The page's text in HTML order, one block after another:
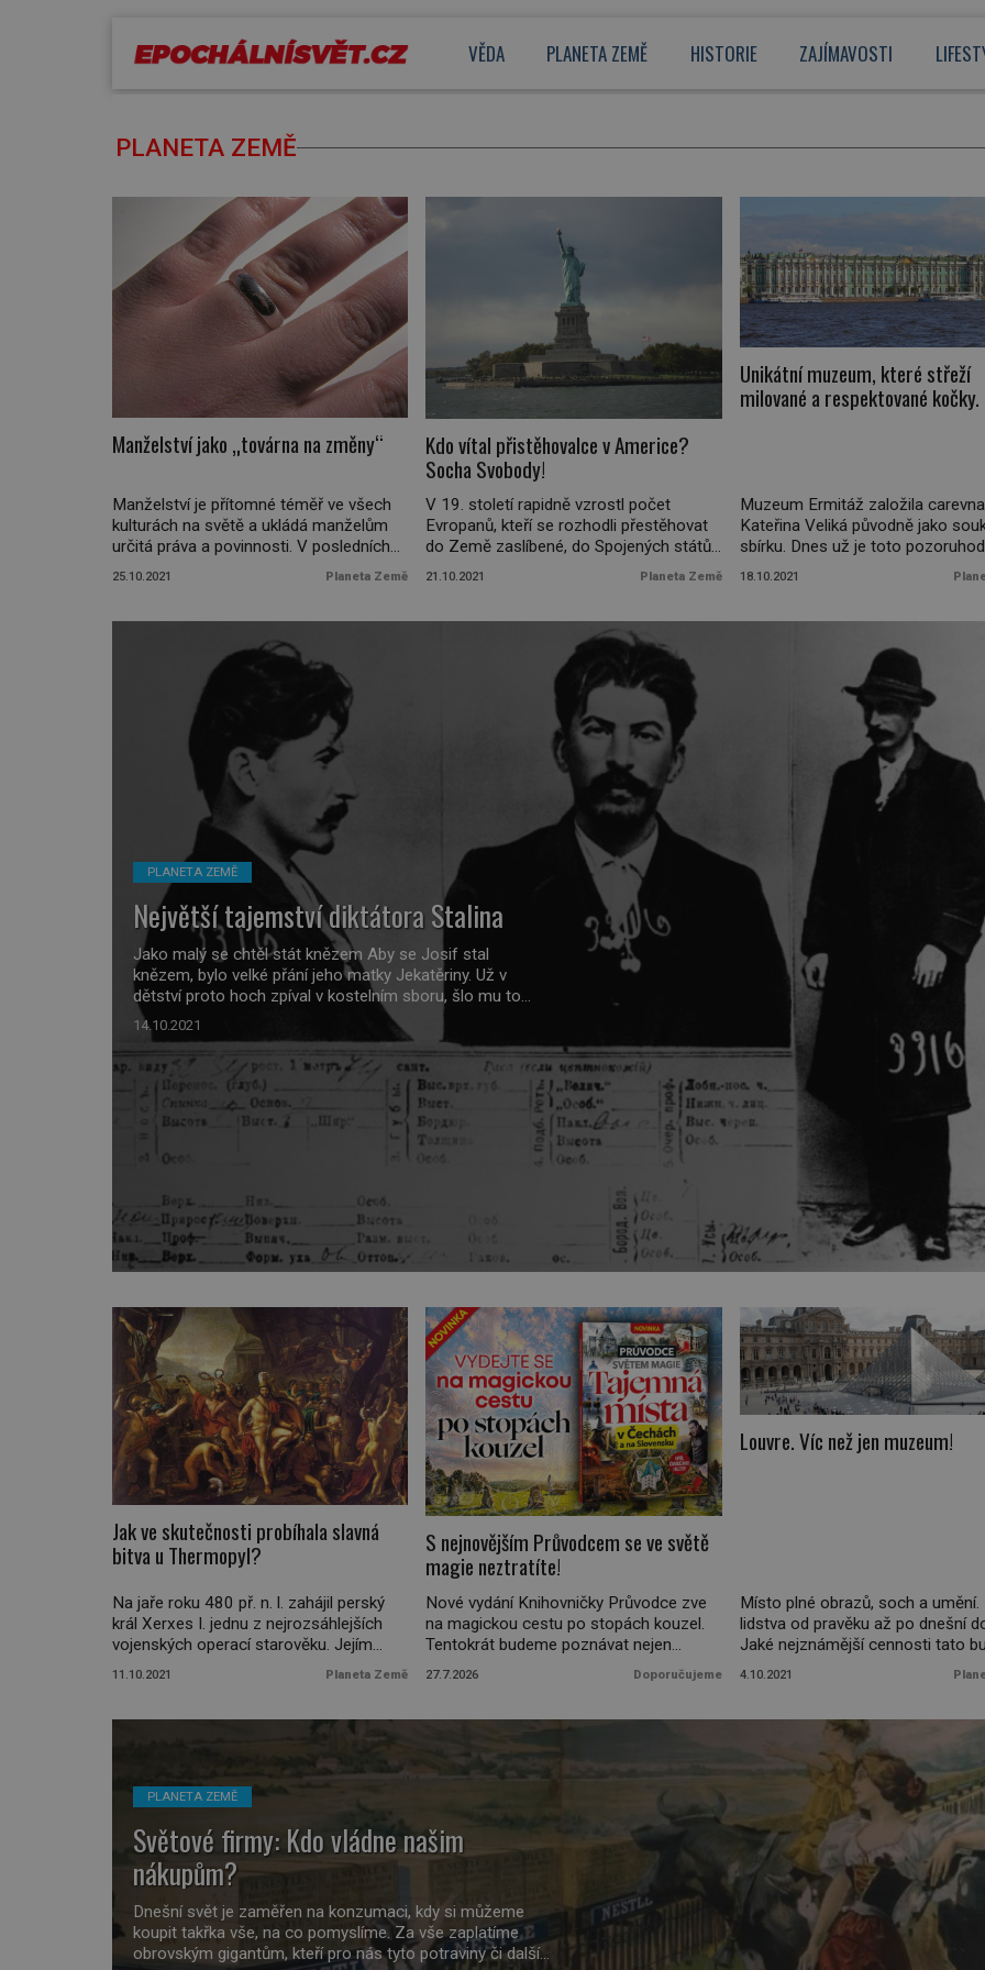
VĚDA PLANETA ZEMĚ HISTORIE ZAJÍMAVOSTI
PLANETA ZEMĚ
Manželství jako „továrna na změny“
Manželství je přítomné téměř ve všech
kulturách na světě a ukládá manželům
určitá práva a povinnosti. V posledních
letech však prochází velkými změnami.
cestu nesezdaného soužití.
Z dlouhodobého svazku ovšem může
plynout mnoho výhod, a to jak po
psychické, tak i […]
25.10.2021 Planeta Země
Kdo vítal přistěhovalce v Americe?
Socha Svobody!
V 19. století rapidně vzrostl počet
Evropanů, kteří se rozhodli přestěhovat
do Země zaslíbené, do Spojených států
amerických. Proto byla roku 1892
se na dlouhou pouť z Evropy do Ameriky
vydal ještě někdo, bez koho si dnešní
New York neumíme představit – socha
Svobody. Dne 19. […]
21.10.2021 Planeta Země
Unikátní muzeum, které střeží
milované a respektované kočky.
Muzeum Ermitáž založila carevna
Kateřina Veliká původně jako
sbírku. Dnes už je toto
místo přístupné veřejnosti, a
místnímu inventáři. Pokud se
vydáte do Ruska, rozhodně
Petrohrad, centrum kultury této ve
18.10.2021
PLANETA ZEMĚ
Největší tajemství diktátora Stalina
Jako malý se chtěl stát knězem Aby se Josif stal
knězem, bylo velké přání jeho matky Jekatěriny. Už v
dětství proto hoch zpíval v kostelním sboru, šlo mu to
více než dobře. Mladý Džugašvili následně vstoupil do
kněžského semináře. Dopomohlo mu k tomu stipendium,
matčino odříkání i vynikající studijní výsledky. Během studií
se však seznámil […]
14.10.2021
Jak ve skutečnosti probíhala slavná
bitva u Thermopyl?
Na jaře roku 480 př. n. l. zahájil perský
král Xerxes I. jednu z nejrozsáhlejších
vojenských operací starověku. Jejím
cílem bylo potrestat Athéňany a
perských vyslanců či bitva u Marathonu v
11.10.2021 Planeta Země
S nejnovějším Průvodcem se ve světě
magie neztratíte!
Nové vydání Knihovničky Průvodce zve
na magickou cestu po stopách kouzel.
Tentokrát budeme poznávat nejen
Česko, ale zavítáme i k sousedům na
Slovensko. O tom, že obě země jsou
že čáry jsou v nich zakořeněny hlouběji,
Která místa jsou tedy spojena […]
27.7.2026 Doporučujeme
Louvre. Víc než jen muzeum!
Místo plné obrazů, soch a umění.
lidstva od pravěku až po dnešní
Jaké nejznámější cennosti tato
ukrývá? Návštěvníci si mohou na
Václavského náměstí,
35 000 exponátů. Celkem se jich
budově ukrývá kolem 554 000.
4.10.2021
PLANETA ZEMĚ
Světové firmy: Kdo vládne našim
nákupům?
Dnešní svět je zaměřen na konzumaci, kdy si můžeme
koupit takřka vše, na co pomyslíme. Za vše zaplatíme
obrovským gigantům, kteří pro nás tyto potraviny či další